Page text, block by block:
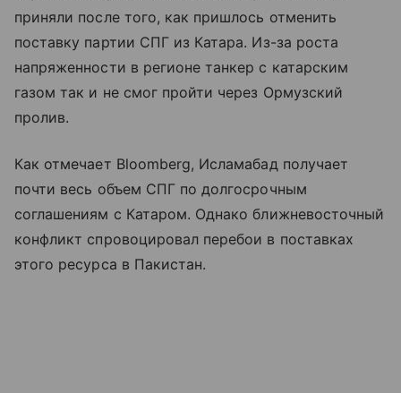
приняли после того, как пришлось отменить
поставку партии СПГ из Катара. Из-за роста
напряженности в регионе танкер с катарским
газом так и не смог пройти через Ормузский
пролив.
Как отмечает Bloomberg, Исламабад получает
почти весь объем СПГ по долгосрочным
соглашениям с Катаром. Однако ближневосточный
конфликт спровоцировал перебои в поставках
этого ресурса в Пакистан.